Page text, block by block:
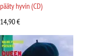
pääty hyvin (CD)
14,90€